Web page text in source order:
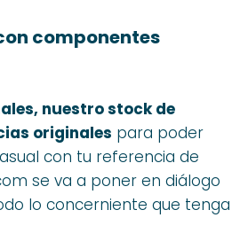
componentes
nuestro stock de
originales para poder
con tu referencia de
se va a poner en diálogo
lo concerniente que tenga